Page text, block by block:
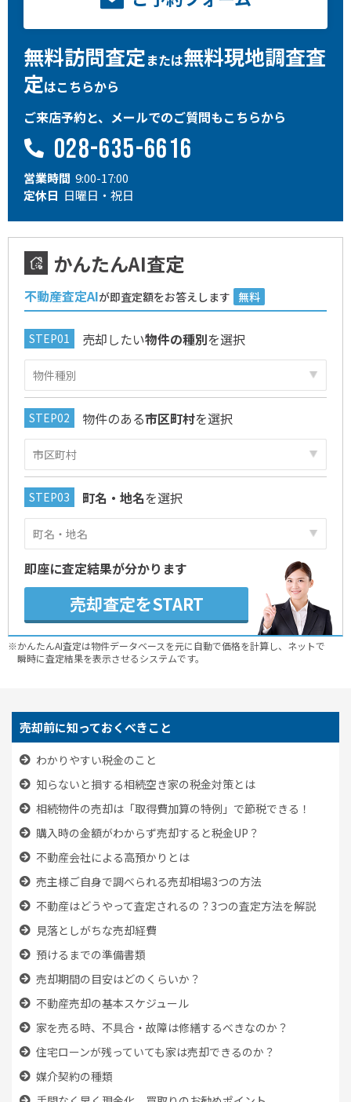
無料訪問査定または無料現地調査査
定はこちらから
ご来店予約と、メールでのご質問もこちらから
028-635-6616
営業時間 9:00-17:00
定休日 日曜日・祝日
かんたんAI査定
不動産査定AIが即査定額をお答えします 無料
売却したい物件の種別を選択
物件のある市区町村を選択
町名・地名を選択
即座に査定結果が分かります
売却査定をSTART
※かんたんAI査定は物件データベースを元に自動で価格を計算し、ネットで
瞬時に査定結果を表示させるシステムです。
売却前に知っておくべきこと
わかりやすい税金のこと
知らないと損する相続空き家の税金対策とは
相続物件の売却は「取得費加算の特例」で節税できる！
購入時の金額がわからず売却すると税金UP？
不動産会社による高預かりとは
売主様ご自身で調べられる売却相場3つの方法
不動産はどうやって査定されるの？3つの査定方法を解説
見落としがちな売却経費
預けるまでの準備書類
売却期間の目安はどのくらいか？
不動産売却の基本スケジュール
家を売る時、 不具合・故障は修繕するべきなのか？
住宅ローンが残っていても家は売却できるのか？
媒介契約の種類